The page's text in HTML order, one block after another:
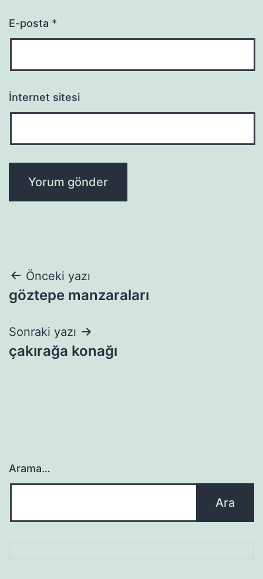
E-posta *
İnternet sitesi
Yazı
gezinmesi
Önceki yazı
göztepe manzaraları
Sonraki yazı
çakırağa konağı
Arama…